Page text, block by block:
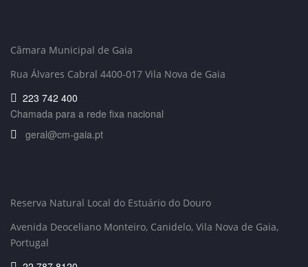
Câmara Municipal de Gaia
Rua Álvares Cabral 4400-017 Vila Nova de Gaia
223 742 400
Chamada para a rede fixa nacional
geral@cm-gaia.pt
Reserva Natural Local do Estuário do Douro
Avenida Deoceliano Monteiro, Canidelo, Vila Nova de Gaia,
Portugal